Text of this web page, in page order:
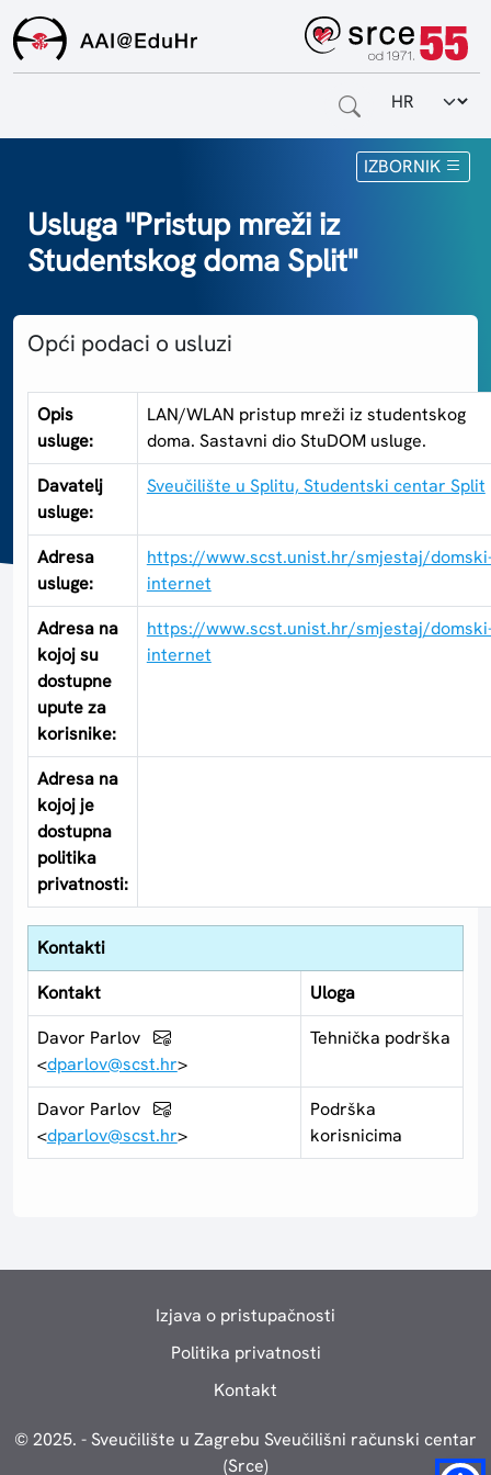
Odabir
IZBORNIK
Za krajnje korisnike
Za davatelje usluga
Za matične ustanove
Kontakt
Usluga "Pristup mreži iz
Studentskog doma Split"
Opći podaci o usluzi
Opis
usluge:
LAN/WLAN pristup mreži iz studentskog
doma. Sastavni dio StuDOM usluge.
Davatelj
usluge:
Sveučilište u Splitu, Studentski centar Split
Adresa
usluge:
https://www.scst.unist.hr/smjestaj/
internet
Adresa na
kojoj su
dostupne
upute za
korisnike:
https://www.scst.unist.hr/smjestaj/
internet
Adresa na
kojoj je
dostupna
politika
privatnosti:
Kontakti
Kontakt
Uloga
Davor Parlov
<dparlov@scst.hr>
Tehnička podrška
Davor Parlov
<dparlov@scst.hr>
Podrška
korisnicima
Izjava o pristupačnosti
Politika privatnosti
Kontakt
© 2025. - Sveučilište u Zagrebu Sveučilišni računski centar
(Srce)